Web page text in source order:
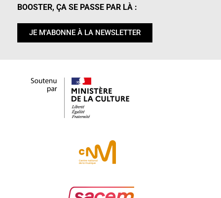
BOOSTER, ÇA SE PASSE PAR LÀ :
JE M'ABONNE À LA NEWSLETTER